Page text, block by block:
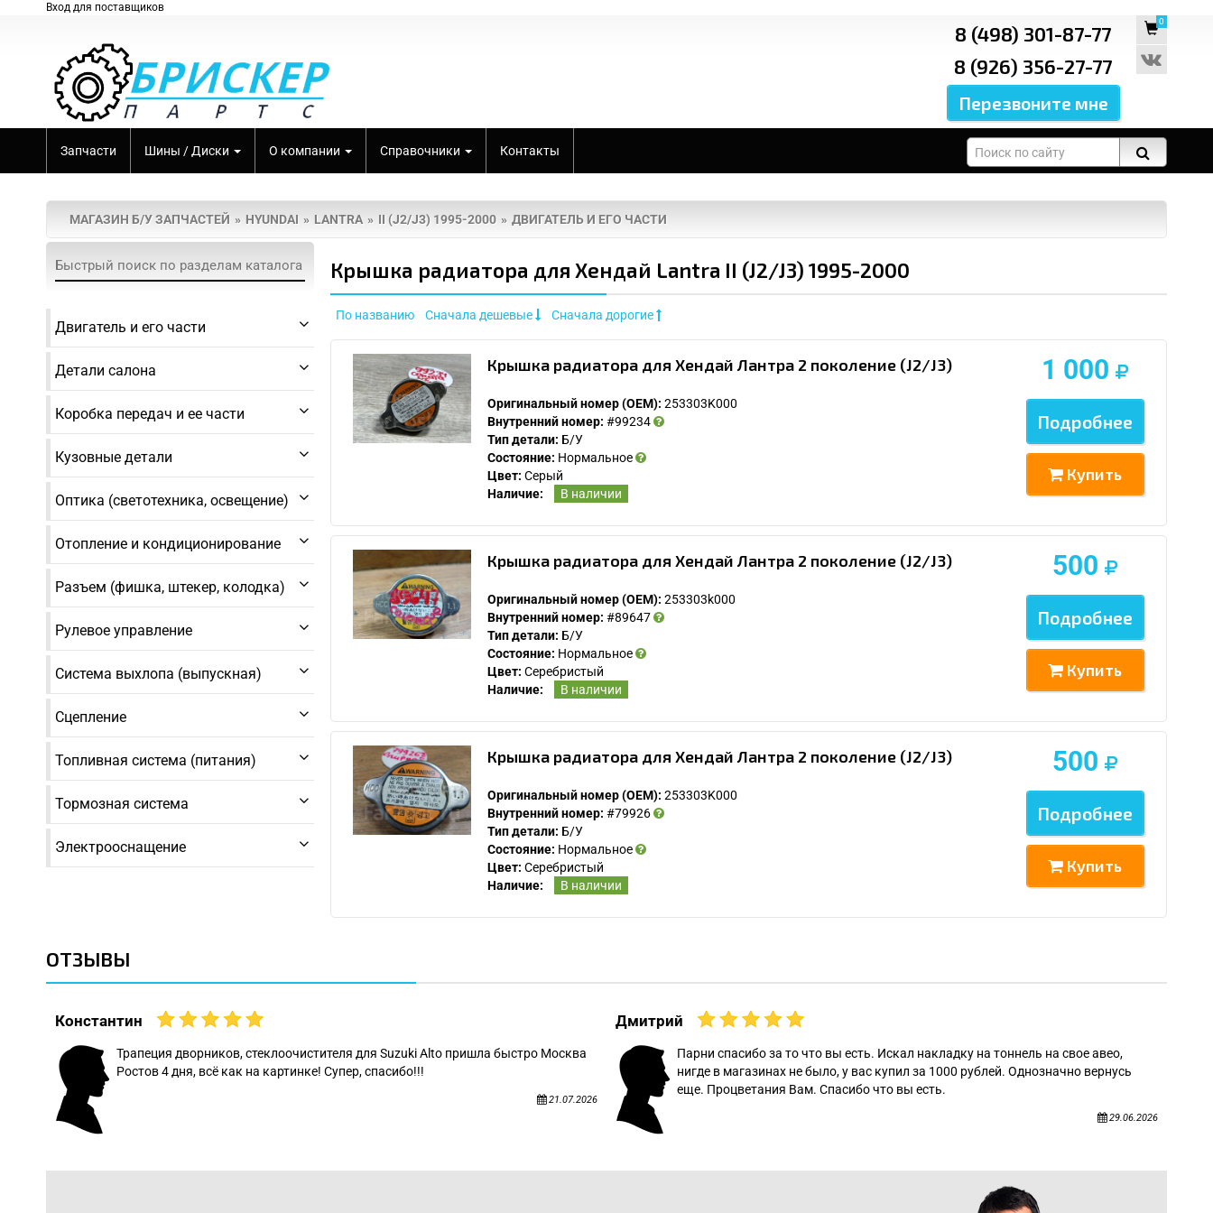
Вход для поставщиков
8 (498) 301-87-77
8 (926) 356-27-77
0
Запчасти Шины / Диски О компании Справочники Контакты
МАГАЗИН Б/У ЗАПЧАСТЕЙ HYUNDAI LANTRA II (J2/J3) 1995-2000 ДВИГАТЕЛЬ И ЕГО ЧАСТИ
Двигатель и его части
Детали салона
Коробка передач и ее части
Кузовные детали
Оптика (светотехника, освещение)
Отопление и кондиционирование
Разъем (фишка, штекер, колодка)
Рулевое управление
Система выхлопа (выпускная)
Сцепление
Топливная система (питания)
Тормозная система
Электрооснащение
Крышка радиатора для Хендай Lantra II (J2/J3) 1995-2000
По названию Сначала дешевые Сначала дорогие
Крышка радиатора для Хендай Лантра 2 поколение (J2/J3)
Оригинальный номер (OEM): 253303K000
Внутренний номер: #99234
Тип детали: Б/У
Состояние: Нормальное
Цвет: Серый
Наличие:
В наличии
1 000
Подробнее
Купить
Крышка радиатора для Хендай Лантра 2 поколение (J2/J3)
Оригинальный номер (OEM): 253303k000
Внутренний номер: #89647
Тип детали: Б/У
Состояние: Нормальное
Цвет: Серебристый
Наличие:
В наличии
500
Подробнее
Купить
Крышка радиатора для Хендай Лантра 2 поколение (J2/J3)
Оригинальный номер (OEM): 253303K000
Внутренний номер: #79926
Тип детали: Б/У
Состояние: Нормальное
Цвет: Серебристый
Наличие:
В наличии
500
Подробнее
Купить
ОТЗЫВЫ
Константин
Трапеция дворников, стеклоочистителя для Suzuki Alto пришла быстро Москва
Ростов 4 дня, всё как на картинке! Супер, спасибо!!!
21.07.2026
Дмитрий
Парни спасибо за то что вы есть. Искал накладку на тоннель на свое авео,
нигде в магазинах не было, у вас купил за 1000 рублей. Однозначно вернусь
еще. Процветания Вам. Спасибо что вы есть.
29.06.2026